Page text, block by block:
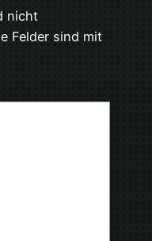
nicht
Felder sind mit